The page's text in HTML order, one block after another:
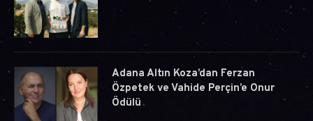
Adana Altın Koza’dan Ferzan
Özpetek ve Vahide Perçin’e Onur
Ödülü